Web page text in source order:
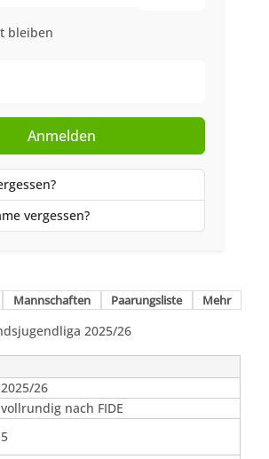
bleiben
Anmelden
vergessen?
Mannschaften Paarungsliste Mehr
2025/26
2025/26
vollrundig nach FIDE
5